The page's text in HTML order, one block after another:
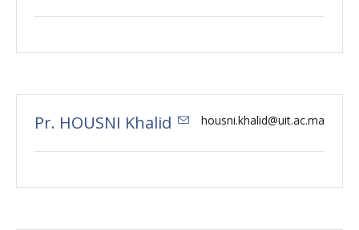
Pr. HOUSNI Khalid housni.khalid@uit.ac.ma